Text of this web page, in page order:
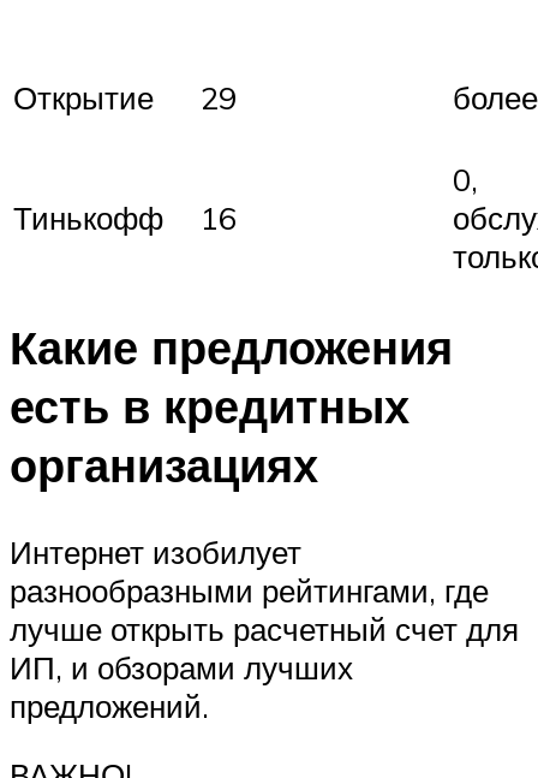
Открытие 29
Тинькофф 16
0,
Какие предложения
есть в кредитных
организациях
Интернет изобилует
разнообразными рейтингами, где
лучше открыть расчетный счет для
ИП, и обзорами лучших
предложений.